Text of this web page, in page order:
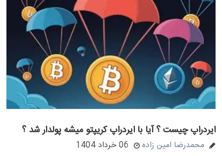
ایردراپ چیست ؟ آیا با ایردراپ کریپتو میشه پولدار شد ؟
محمدرضا امین زاده 06 خرداد 1404